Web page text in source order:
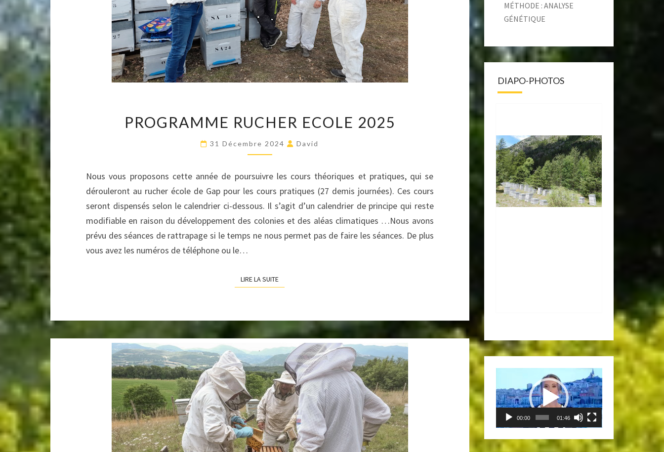
RUCHER
ECOLE
2025
PROGRAMME RUCHER ECOLE 2025
31 Décembre 2024 David
Nous vous proposons cette année de poursuivre les cours théoriques et pratiques, qui se
dérouleront au rucher école de Gap pour les cours pratiques (27 demis journées). Ces cours
seront dispensés selon le calendrier ci-dessous. Il s’agit d’un calendrier de principe qui reste
modifiable en raison du développement des colonies et des aléas climatiques …Nous avons
prévu des séances de rattrapage si le temps ne nous permet pas de faire les séances. De plus
vous avez les numéros de téléphone ou le…
LIRE LA SUITELIRE LA SUITE
MÉTHODE : ANALYSE
GÉNÉTIQUE
DIAPO-PHOTOS
vidéo
00:00 01:46